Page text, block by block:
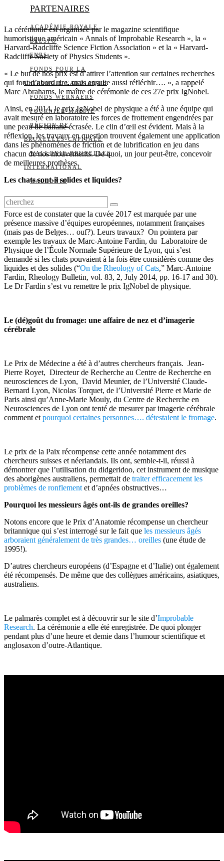
PARTENAIRES
ACADÉMIE ROYALE
BELSPO
FNRS
FONDS POUR LA
CHIRURGIE CARDIAQUE
FONDS WERNAERS
FOURNIER-MAJOIE
RÉGION DE
BRUXELLES-CAPITALE
WALLONIE-BRUXELLES
INTERNATIONAL
WALLONIE
La cérémonie est organisée par le magazine scientifique
humoristique américain « Annals of Improbable Research », la «
Harvard-Radcliffe Science Fiction Association » et la « Harvard-
Radcliffe Society of Physics Students ».
« Le but de nos prix est d’attirer l’attention sur certaines recherches
qui font d’abord rire, mais ensuite aussi réfléchir…. », a rappelé
Marc Abrahams, le maître de cérémonie de ces 27e prix IgNobel.
Ainsi, en 2014, le prix IgNobel de physique a été à une équipe qui
avait mesuré en laboratoire les forces de frottement engendrées par
une peau de banane écrasée. Le clin d’œil est évident. Mais à la
réflexion, les travaux en question trouvent également une application
dans les phénomènes de friction et de lubrification en jeu dans
chacun de nos mouvements. De quoi, un jour peut-être, concevoir
de meilleures prothèses.
Les chats sont-il solides et liquides?
Force est de constater que la cuvée 2017 est marquée par une
présence massive d’équipes européennes, notamment françaises
(mais pas de Belges… ouf?). Leurs travaux? On pointera par
exemple les travaux de Marc-Antoine Fardin, du Laboratoire de
Physique de l’École Normale Supérieure de Lyon, qui s’est
demandé si les chats pouvaient à la fois être considérés comme des
liquides et des solides (“On the Rheology of Cats,” Marc-Antoine
Fardin, Rheology Bulletin, vol. 83, 2, July 2014, pp. 16-17 and 30).
Le Dr Fardin s’est vu remettre le prix IgNobel de physique.
Le (dé)goût du fromage: une affaire de nez et d’imagerie
cérébrale
Le Prix de Médecine a été à d’autres chercheurs français. Jean-
Pierre Royet, Directeur de Recherche au Centre de Recherche en
neurosciences de Lyon, David Meunier, de l’Université Claude-
Bernard Lyon, Nicolas Torquet, de l’Université Pierre et Marie de
Paris ainsi qu’Anne-Marie Mouly, du Centre de Recherche en
Neurosciences de Lyon ont tenté de mesurer par imagerie cérébrale
comment et pourquoi certaines personnes…. détestaient le fromage.
Le prix de la Paix récompense cette année notamment des
chercheurs suisses et néerlandais. Ils ont, semble-t-il, réussi à
démontrer que l’utilisation du didgeridoo, cet instrument de musique
des aborigènes australiens, permettait de traiter efficacement les
problèmes de ronflement et d’apnées obstructives…
Pourquoi les messieurs âgés ont-ils de grandes oreilles?
Notons encore que le Prix d’Anatomie récompense un chercheur
britannique qui s’est interrogé sur le fait que les messieurs âgés
arboraient généralement de très grandes… oreilles (une étude de
1995!).
D’autres chercheurs européens (d’Espagne et d’Italie) ont également
été récompensés. De même que des collègues américains, asiatiques,
australiens.
Le palmarès complet est à découvrir sur le site d’Improbable
Research. La cérémonie a elle été enregistrée. De quoi plonger
pendant plus d’une heure et demie dans l’humour scientifique et
anglosaxon d’outre-Atlantique.